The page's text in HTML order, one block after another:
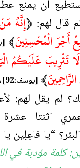
أن يمنع
قال لهم: ﴿إِنَّهُ
أَجْرَ الْمُحْسِنِينَ﴾
تَثْرِيبَ عَلَيْكُمُ
﴾ [يوسف:92]
لم يقل لهم:
اثنتا
“يا فاعِلِين
كلمة مؤدبة في